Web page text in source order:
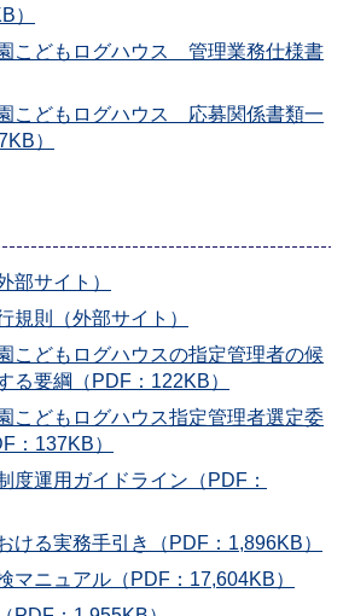
）
こどもログハウス 管理業務仕様書
こどもログハウス 応募関係書類一
）
部サイト）
規則（外部サイト）
こどもログハウスの指定管理者の候
る要綱（PDF：122KB）
こどもログハウス指定管理者選定委
：137KB）
度運用ガイドライン（PDF：
ける実務手引き（PDF：1,896KB）
マニュアル（PDF：17,604KB）